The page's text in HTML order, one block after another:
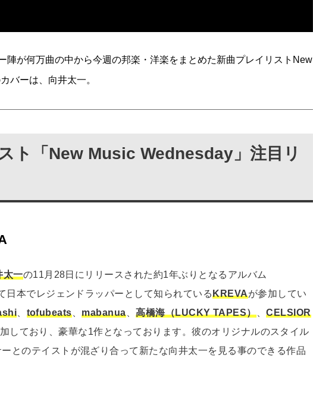
陣が何万曲の中から今週の邦楽・洋楽をまとめた新曲プレイリストNew
バーは、向井太一。
ト「New Music Wednesday」注目リ
太一の11月28日にリリースされた約1年ぶりとなるアルバム
日本でレジェンドラッパーとして知られているKREVAが参加してい
tofubeats、mabanua、高橋海（LUCKY TAPES）、CELSIOR
しており、豪華な1作となっております。彼のオリジナルのスタイル
とのテイストが混ざり合って新たな向井太一を見る事のできる作品